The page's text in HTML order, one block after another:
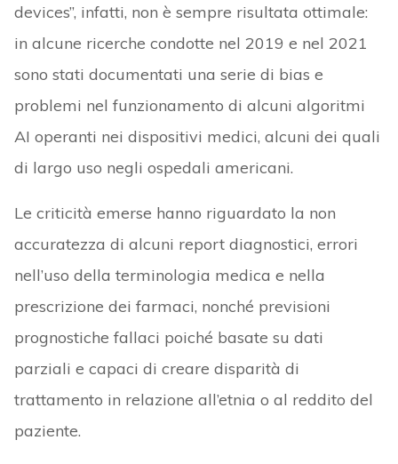
devices”, infatti, non è sempre risultata ottimale:
in alcune ricerche condotte nel 2019 e nel 2021
sono stati documentati una serie di bias e
problemi nel funzionamento di alcuni algoritmi
AI operanti nei dispositivi medici, alcuni dei quali
di largo uso negli ospedali americani.
Le criticità emerse hanno riguardato la non
accuratezza di alcuni report diagnostici, errori
nell’uso della terminologia medica e nella
prescrizione dei farmaci, nonché previsioni
prognostiche fallaci poiché basate su dati
parziali e capaci di creare disparità di
trattamento in relazione all’etnia o al reddito del
paziente.